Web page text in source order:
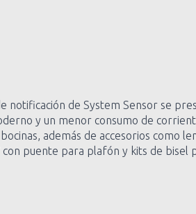
notificación de System Sensor se
y un menor consumo de
además de accesorios como
puente para plafón y kits de bisel